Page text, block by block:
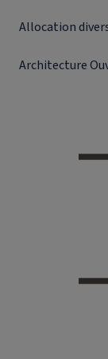
Allocation
Architecture